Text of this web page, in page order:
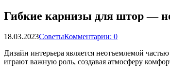
Гибкие карнизы для штор —
18.03.2023СоветыКомментарии: 0
Дизайн интерьера является неотъемлемой
играют важную роль, создавая атмосферу